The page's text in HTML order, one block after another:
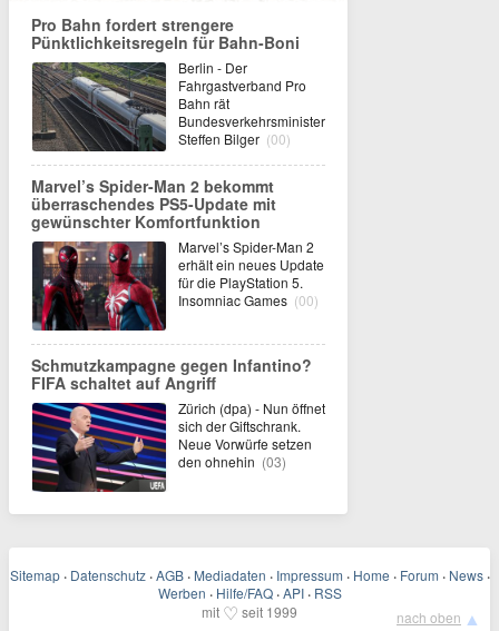
Pro Bahn fordert strengere
Pünktlichkeitsregeln für Bahn-Boni
Berlin - Der
Fahrgastverband Pro
Bahn rät
Bundesverkehrsminister
Steffen Bilger (00)
Marvel’s Spider-Man 2 bekommt
überraschendes PS5-Update mit
gewünschter Komfortfunktion
Marvel’s Spider-Man 2
erhält ein neues Update
für die PlayStation 5.
Insomniac Games (00)
Schmutzkampagne gegen Infantino?
FIFA schaltet auf Angriff
Zürich (dpa) - Nun öffnet
sich der Giftschrank.
Neue Vorwürfe setzen
den ohnehin (03)
Sitemap · Datenschutz · AGB · Mediadaten · Impressum · Home · Forum · News ·
Werben · Hilfe/FAQ · API · RSS
mit ♡ seit 1999 nach oben ▲